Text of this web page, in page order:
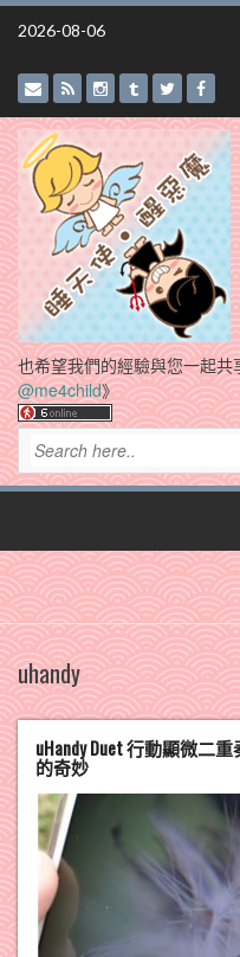
Skip
2026-08-06
也希望我們的經驗與您一起
@me4child》
uhandy
uHandy Duet 行動顯微二
的奇妙